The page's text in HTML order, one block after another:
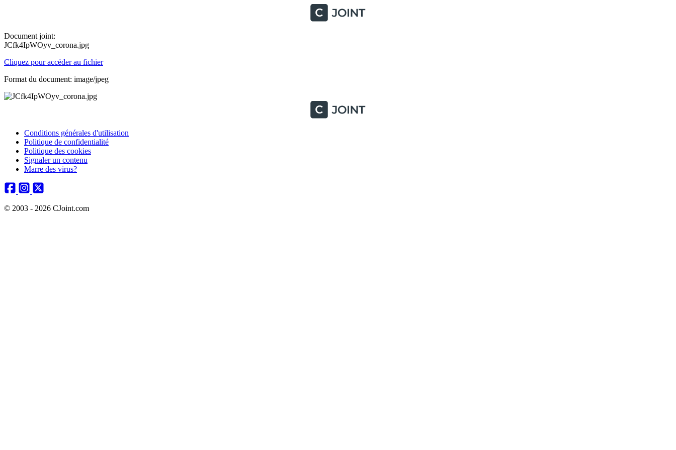
Document joint:
JCfk4IpWOyv_corona.jpg
Cliquez pour accéder au fichier
Format du document: image/jpeg
Conditions générales d'utilisation
Politique de confidentialité
Politique des cookies
Signaler un contenu
Marre des virus?
© 2003 - 2026 CJoint.com